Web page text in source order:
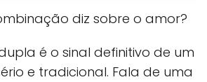
diz sobre o amor?
é o sinal definitivo de um
e tradicional. Fala de uma